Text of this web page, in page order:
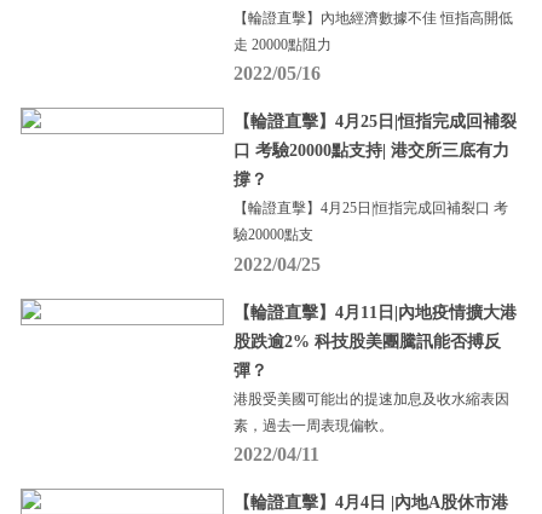
【輪證直擊】內地經濟數據不佳 恒指高開低
走 20000點阻力
2022/05/16
【輪證直擊】4月25日|恒指完成回補裂
口 考驗20000點支持| 港交所三底有力
撐？
【輪證直擊】4月25日|恒指完成回補裂口 考
驗20000點支
2022/04/25
【輪證直擊】4月11日|內地疫情擴大港
股跌逾2% 科技股美團騰訊能否搏反
彈？
港股受美國可能出的提速加息及收水縮表因
素，過去一周表現偏軟。
2022/04/11
【輪證直擊】4月4日 |內地A股休市港